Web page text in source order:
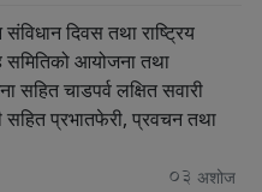
दिवस तथा राष्ट्रिय
समितिको आयोजना तथा
चाडपर्व लक्षित सवारी
सहित प्रभातफेरी, प्रवचन तथा
03 अशोज